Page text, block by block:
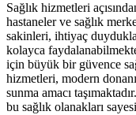
Sağlık hizmetleri
hastaneler ve sağlık
sakinleri, ihtiyaç
kolayca
için büyük bir güvence
hizmetleri, modern
sunma amacı
bu sağlık olanakları